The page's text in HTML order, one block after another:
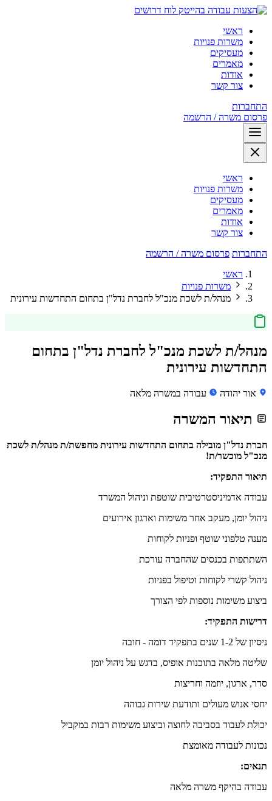
לוח דרושים
ראשי
משרות פנויות
מעסיקים
מאמרים
אודות
צור קשר
התחברות
פרסום משרה / הרשמה
ראשי
משרות פנויות
מעסיקים
מאמרים
אודות
צור קשר
התחברות פרסום משרה / הרשמה
ראשי
משרות פנויות
מנהל/ת לשכת מנכ"ל לחברת נדל"ן בתחום התחדשות עירונית
מנהל/ת לשכת מנכ"ל לחברת נדל"ן בתחום
התחדשות עירונית
אור יהודה עבודה במשרה מלאה
תיאור המשרה
חברת נדל"ן מובילה בתחום התחדשות עירונית מחפשת/ת מנהל/ת לשכת
מנכ"ל מוכשר/ת!
תיאור התפקיד:
עבודה אדמיניסטרטיבית שוטפת וניהול המשרד
ניהול יומן, מעקב אחר משימות וארגון אירועים
מענה טלפוני שוטף ופניות לקוחות
השתתפות בכנסים שהחברה עורכת
ניהול קשרי לקוחות וטיפול בפניות
ביצוע משימות נוספות לפי הצורך
דרישות התפקיד:
ניסיון של 1-2 שנים בתפקיד דומה - חובה
שליטה מלאה בתוכנות אופיס, בדגש על ניהול יומן
סדר, ארגון, יוזמה וחריצות
יחסי אנוש מעולים ותודעת שירות גבוהה
יכולת לעבוד בסביבה לחוצה וביצוע משימות רבות במקביל
נכונות לעבודה מאומצת
תנאים:
עבודה בהיקף משרה מלאה